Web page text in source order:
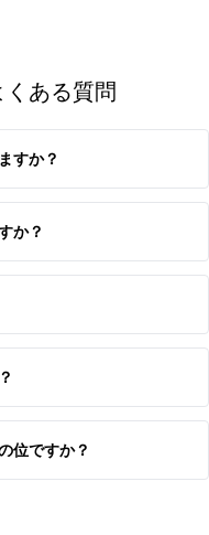
ある質問
すか？
か？
位ですか？